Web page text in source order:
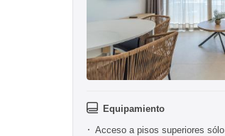
Equipamiento
Acceso a pisos superiores sólo